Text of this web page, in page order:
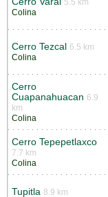
5.5 km
Colina
Cerro Tezcal
6.5 km
Colina
Cerro
Cuapanahuacan 6.9
km
Colina
Cerro Tepepetlaxco
7.7 km
Colina
Tupitla 8.9 km